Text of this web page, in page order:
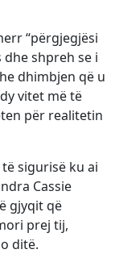
“përgjegjësi
shpreh se i
dhimbjen që u
vitet më të
për realitetin
sigurisë ku ai
Cassie
gjyqit që
prej tij,
ditë.